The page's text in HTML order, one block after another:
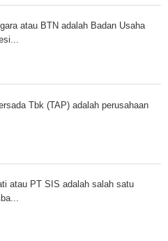
atau BTN adalah Badan Usaha
Tbk (TAP) adalah perusahaan
atau PT SIS adalah salah satu